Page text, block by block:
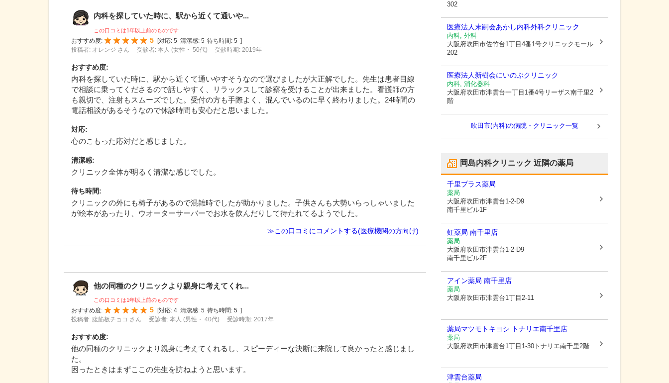
内科を探していた時に、駅から近くて通いや...
この口コミは1年以上前のものです
おすすめ度:
5 [対応: 5 清潔感: 5 待ち時間: 5 ]
投稿者: オレンジ さん
受診者: 本人 (女性・ 50代) 受診時期: 2019年
おすすめ度:
内科を探していた時に、駅から近くて通いやすそうなので選びましたが大正解でした。先生は患者目線
で相談に乗ってくださるので話しやすく、リラックスして診察を受けることが出来ました。看護師の方
も親切で、注射もスムーズでした。受付の方も手際よく、混んでいるのに早く終わりました。24時間の
電話相談があるそうなので休診時間も安心だと思いました。
対応:
心のこもった応対だと感じました。
清潔感:
クリニック全体が明るく清潔な感じでした。
待ち時間:
クリニックの外にも椅子があるので混雑時でしたが助かりました。子供さんも大勢いらっしゃいました
が絵本があったり、ウオーターサーバーでお水を飲んだりして待たれてるようでした。
≫この口コミにコメントする(医療機関の方向け)
他の同種のクリニックより親身に考えてくれ...
この口コミは1年以上前のものです
おすすめ度:
5 対応: 4 清潔感: 5 待ち時間: 5
投稿者: 腹筋板チョコ さん
受診者: 本人 (男性・ 40代) 受診時期: 2017年
おすすめ度:
他の同種のクリニックより親身に考えてくれるし、スピーディーな決断に来院して良かったと感じまし
た。
困ったときはまずここの先生を訪ねようと思います。
302
医療法人末嗣会あかし内科外科クリニック
内科, 外科
大阪府吹田市佐竹台1丁目4番1号クリニックモール
202
医療法人新樹会にいのぶクリニック
内科, 消化器科
大阪府吹田市津雲台一丁目1番4号リーザス南千里2
階
吹田市(内科)の病院・クリニック一覧
岡島内科クリニック 近隣の薬局
千里プラス薬局
薬局
大阪府吹田市津雲台1-2-D9
南千里ビル1F
虹薬局 南千里店
薬局
大阪府吹田市津雲台1-2-D9
南千里ビル2F
アイン薬局 南千里店
薬局
大阪府吹田市津雲台1丁目2-11
薬局マツモトキヨシ トナリエ南千里店
薬局
大阪府吹田市津雲台1丁目1-30トナリエ南千里2階
津雲台薬局